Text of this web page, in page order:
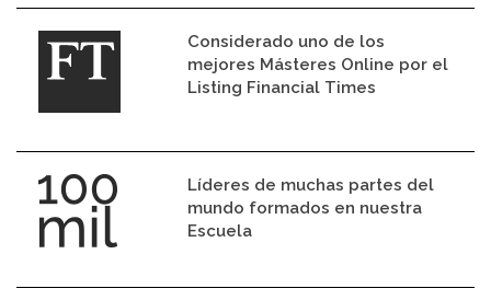
Considerado uno de los
mejores Másteres Online por el
Listing Financial Times
Líderes de muchas partes del
mundo formados en nuestra
Escuela